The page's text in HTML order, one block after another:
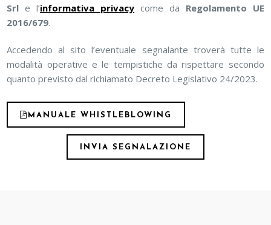
Srl e l’informativa privacy come da Regolamento UE
2016/679.
Accedendo al sito l’eventuale segnalante troverà tutte le
modalità operative e le tempistiche da rispettare secondo
quanto previsto dal richiamato Decreto Legislativo 24/2023.
MANUALE WHISTLEBLOWING
INVIA SEGNALAZIONE